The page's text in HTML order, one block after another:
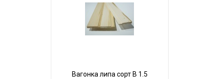
Вагонка липа сорт В 1.5